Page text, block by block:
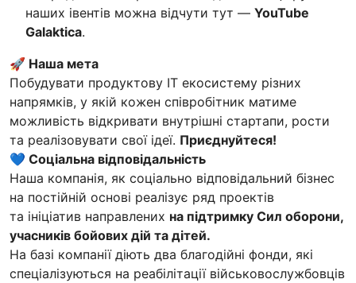
наших івентів можна відчути тут — YouTube
Galaktica.
🚀 Наша мета
Побудувати продуктову IT екосистему різних
напрямків, у якій кожен співробітник матиме
можливість відкривати внутрішні стартапи, рости
та реалізовувати свої ідеї. Приєднуйтеся!
💙 Соціальна відповідальність
Наша компанія, як соціально відповідальний бізнес
на постійній основі реалізує ряд проектів
та ініціатив направлених на підтримку Сил оборони,
учасників бойових дій та дітей.
На базі компанії діють два благодійні фонди, які
спеціалізуються на реабілітації військовослужбовців